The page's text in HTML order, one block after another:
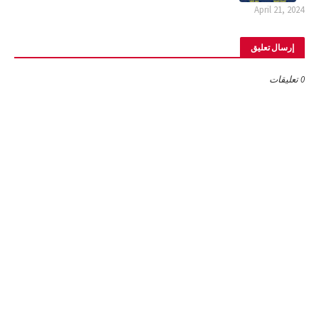
April 21, 2024
إرسال تعليق
0 تعليقات